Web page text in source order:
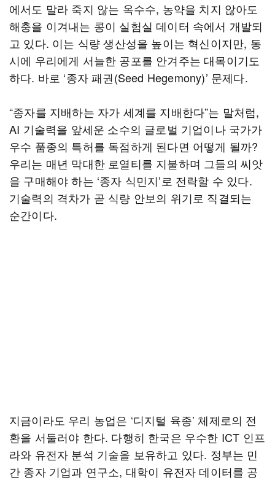
에서도 말라 죽지 않는 옥수수, 농약을 치지 않아도
해충을 이겨내는 콩이 실험실 데이터 속에서 개발되
고 있다. 이는 식량 생산성을 높이는 혁신이지만, 동
시에 우리에게 서늘한 공포를 안겨주는 대목이기도
하다. 바로 ‘종자 패권(Seed Hegemony)’ 문제다.
“종자를 지배하는 자가 세계를 지배한다”는 말처럼,
AI 기술력을 앞세운 소수의 글로벌 기업이나 국가가
우수 품종의 특허를 독점하게 된다면 어떻게 될까?
우리는 매년 막대한 로열티를 지불하며 그들의 씨앗
을 구매해야 하는 ‘종자 식민지’로 전락할 수 있다.
기술력의 격차가 곧 식량 안보의 위기로 직결되는
순간이다.
지금이라도 우리 농업은 ‘디지털 육종’ 체제로의 전
환을 서둘러야 한다. 다행히 한국은 우수한 ICT 인프
라와 유전자 분석 기술을 보유하고 있다. 정부는 민
간 종자 기업과 연구소, 대학이 유전자 데이터를 공